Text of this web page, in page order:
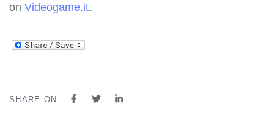
on Videogame.it.
SHARE ON